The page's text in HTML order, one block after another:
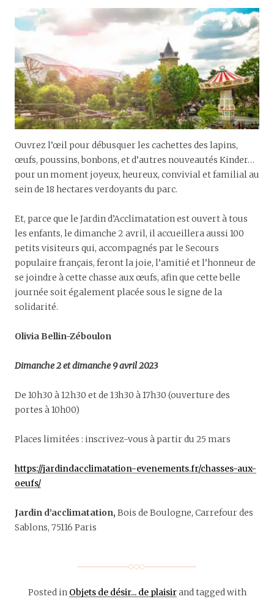
Ouvrez l’œil pour débusquer les cachettes des lapins,
œufs, poussins, bonbons, et d’autres nouveautés Kinder…
pour un moment joyeux, heureux, convivial et familial au
sein de 18 hectares verdoyants du parc.
Et, parce que le Jardin d’Acclimatation est ouvert à tous
les enfants, le dimanche 2 avril, il accueillera aussi 100
petits visiteurs qui, accompagnés par le Secours
populaire français, feront la joie, l’amitié et l’honneur de
se joindre à cette chasse aux œufs, afin que cette belle
journée soit également placée sous le signe de la
solidarité.
Olivia Bellin-Zéboulon
Dimanche 2 et dimanche 9 avril 2023
De 10h30 à 12h30 et de 13h30 à 17h30 (ouverture des
portes à 10h00)
Places limitées : inscrivez-vous à partir du 25 mars
https://jardindacclimatation-evenements.fr/chasses-aux-
oeufs/
Jardin d’acclimatation, Bois de Boulogne, Carrefour des
Sablons, 75116 Paris
Posted in Objets de désir... de plaisirand tagged with